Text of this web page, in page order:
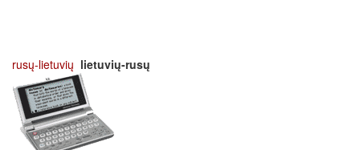
rusų-lietuvių lietuvių-rusų